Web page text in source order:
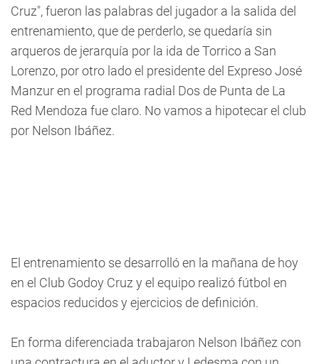
Cruz", fueron las palabras del jugador a la salida del
entrenamiento, que de perderlo, se quedaría sin
arqueros de jerarquía por la ida de Torrico a San
Lorenzo, por otro lado el presidente del Expreso José
Manzur en el programa radial Dos de Punta de La
Red Mendoza fue claro. No vamos a hipotecar el club
por Nelson Ibáñez.
El entrenamiento se desarrolló en la mañana de hoy
en el Club Godoy Cruz y el equipo realizó fútbol en
espacios reducidos y ejercicios de definición.
En forma diferenciada trabajaron Nelson Ibáñez con